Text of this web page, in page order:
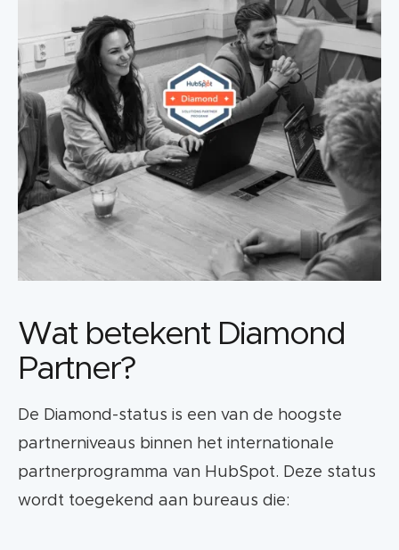
Wat betekent Diamond
Partner?
De Diamond-status is een van de hoogste
partnerniveaus binnen het internationale
partnerprogramma van HubSpot. Deze status
wordt toegekend aan bureaus die: